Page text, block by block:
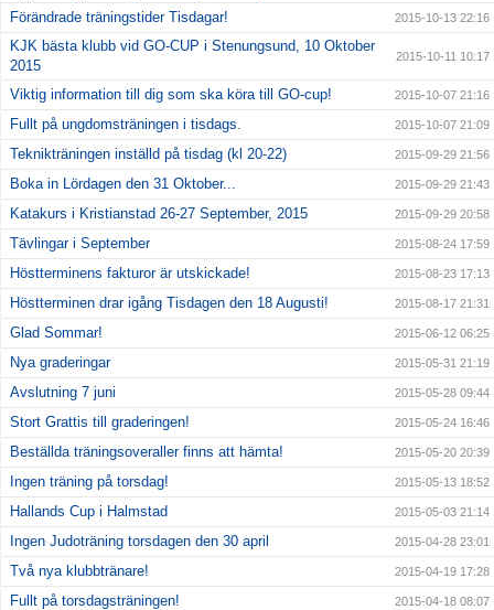
Förändrade träningstider Tisdagar! 2015-10-13 22:16
KJK bästa klubb vid GO-CUP i Stenungsund, 10 Oktober
2015
2015-10-11 10:17
Viktig information till dig som ska köra till GO-cup! 2015-10-07 21:16
Fullt på ungdomsträningen i tisdags. 2015-10-07 21:09
Teknikträningen inställd på tisdag (kl 20-22) 2015-09-29 21:56
Boka in Lördagen den 31 Oktober... 2015-09-29 21:43
Katakurs i Kristianstad 26-27 September, 2015 2015-09-29 20:58
Tävlingar i September 2015-08-24 17:59
Höstterminens fakturor är utskickade! 2015-08-23 17:13
Höstterminen drar igång Tisdagen den 18 Augusti! 2015-08-17 21:31
Glad Sommar! 2015-06-12 06:25
Nya graderingar 2015-05-31 21:19
Avslutning 7 juni 2015-05-28 09:44
Stort Grattis till graderingen! 2015-05-24 16:46
Beställda träningsoveraller finns att hämta! 2015-05-20 20:39
Ingen träning på torsdag! 2015-05-13 18:52
Hallands Cup i Halmstad 2015-05-03 21:14
Ingen Judoträning torsdagen den 30 april 2015-04-28 23:01
Två nya klubbtränare! 2015-04-19 17:28
Fullt på torsdagsträningen! 2015-04-18 08:07